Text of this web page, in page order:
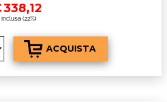
338,12
inclusa (22%)